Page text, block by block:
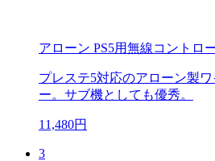
アローン PS5用無線コントロ
プレステ5対応のアローン製
ー。サブ機としても優秀。
11,480円
3